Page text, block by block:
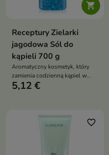

Receptury Zielarki
jagodowa Sól do
kąpieli 700 g
Aromatyczny kosmetyk, który
zamienia codzienną kąpiel w
chwilę relaksu i odprężenia.
5,12 €
favorite_border